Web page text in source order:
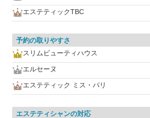
エステティックTBC
予約の取りやすさ
スリムビューティハウス
エルセーヌ
エステティック ミス・パリ
エステティシャンの対応